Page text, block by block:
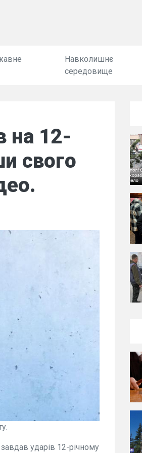
Навколишнє
середовище
на 12-
свого
ударів 12-річному